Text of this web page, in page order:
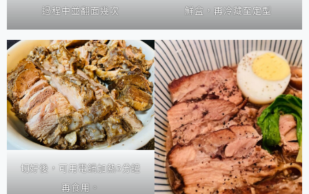
過程中並翻面幾次
鮮盒，再冷藏至定型
切好後，可用電鍋加熱5分鐘
再食用。